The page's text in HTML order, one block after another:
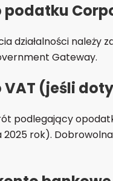
podatku
działalności należy
Gateway.
VAT (jeśli
podlegający
rok).